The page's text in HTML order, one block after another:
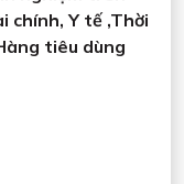
chính, Y tế ,Thời
tiêu dùng